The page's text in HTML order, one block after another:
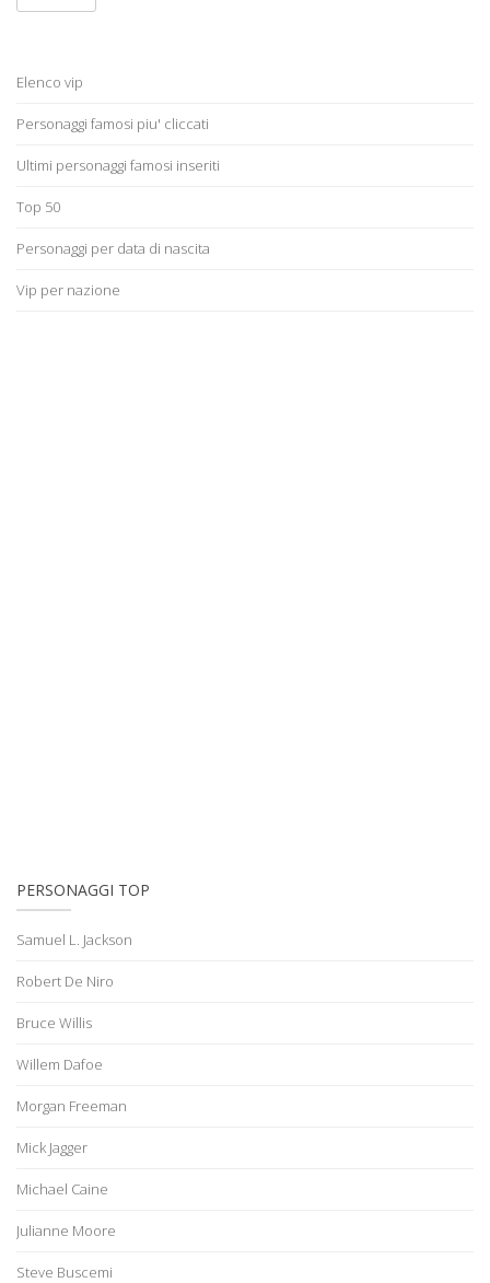
Elenco vip
Personaggi famosi piu' cliccati
Ultimi personaggi famosi inseriti
Top 50
Personaggi per data di nascita
Vip per nazione
PERSONAGGI TOP
Samuel L. Jackson
Robert De Niro
Bruce Willis
Willem Dafoe
Morgan Freeman
Mick Jagger
Michael Caine
Julianne Moore
Steve Buscemi